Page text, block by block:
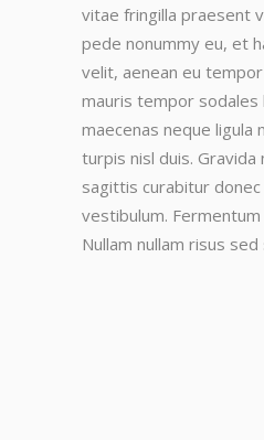
vitae fringilla praesent
pede nonummy eu, et
velit, aenean eu
mauris tempor sodales
maecenas neque ligula
turpis nisl duis. Gravida
sagittis curabitur
vestibulum.
Nullam nullam risus